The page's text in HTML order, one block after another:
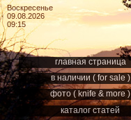
Воскресенье
09.08.2026
09:15
главная страница
в наличии ( for sale )
фото ( knife & more )
каталог статей